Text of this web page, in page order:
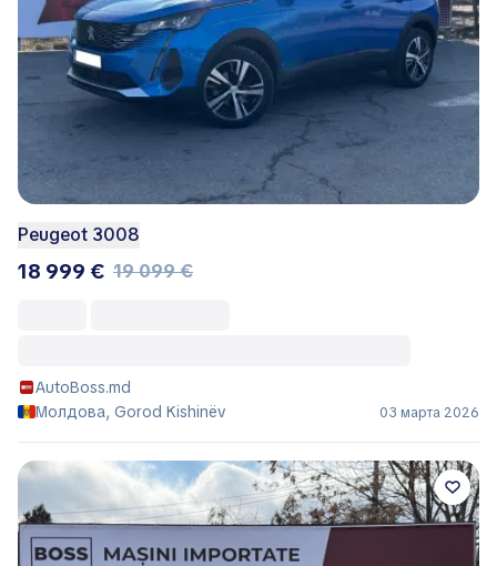
Peugeot 3008
18 999 € 19 099 €
AutoBoss.md
Молдова, Gorod Kishinëv
03 марта 2026